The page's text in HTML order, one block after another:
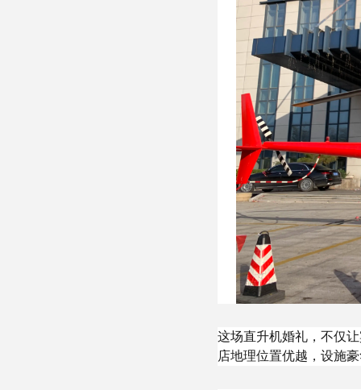
这场直升机婚礼，不仅
店地理位置优越，设施